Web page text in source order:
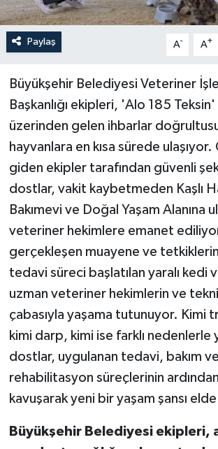
Paylaş A- A+
Büyükşehir Belediyesi Veteriner
Başkanlığı ekipleri, 'Alo 185
üzerinden gelen ihbarlar
hayvanlara en kısa sürede
giden ekipler tarafından güvenli
dostlar, vakit kaybetmeden Kaşlı
Bakımevi ve Doğal Yaşam Alanına
veteriner hekimlere emanet
gerçekleşen muayene ve
tedavi süreci başlatılan yaralı kedi
uzman veteriner hekimlerin ve
çabasıyla yaşama tutunuyor. Kimi
kimi darp, kimi ise farklı nedenlerle
dostlar, uygulanan tedavi, bakım ve
rehabilitasyon süreçlerinin ardından
kavuşarak yeni bir yaşam şansı
Büyükşehir Belediyesi ekipleri,
Spor
Sürmanşet
Teknoloji
Yaşam